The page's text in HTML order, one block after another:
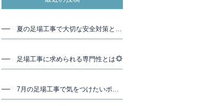
足場工事に求められる専門性とは